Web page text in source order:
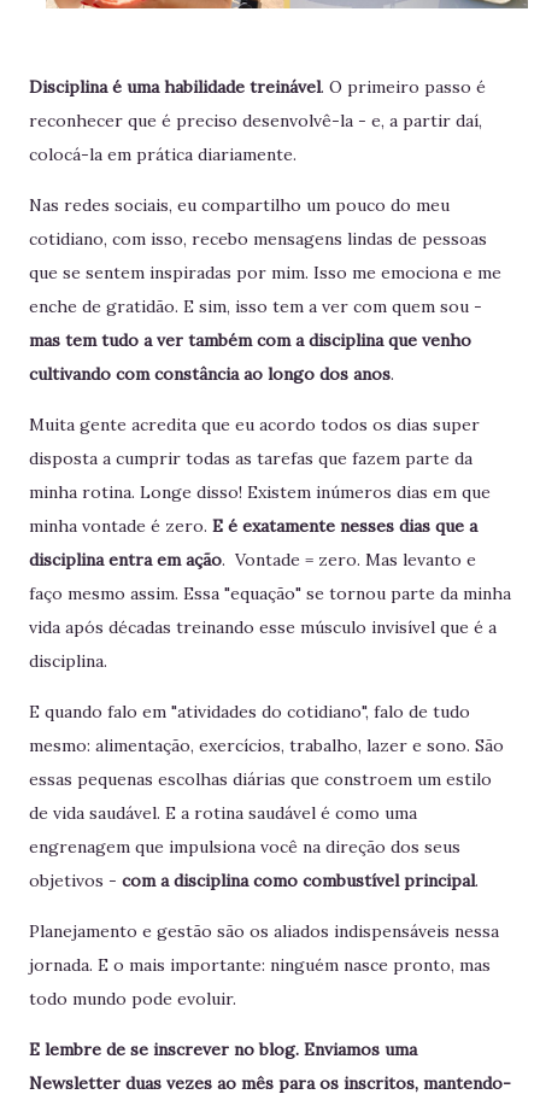
Disciplina é uma habilidade treinável. O primeiro passo é
reconhecer que é preciso desenvolvê-la - e, a partir daí,
colocá-la em prática diariamente.
Nas redes sociais, eu compartilho um pouco do meu
cotidiano, com isso, recebo mensagens lindas de pessoas
que se sentem inspiradas por mim. Isso me emociona e me
enche de gratidão. E sim, isso tem a ver com quem sou -
mas tem tudo a ver também com a disciplina que venho
cultivando com constância ao longo dos anos.
Muita gente acredita que eu acordo todos os dias super
disposta a cumprir todas as tarefas que fazem parte da
minha rotina. Longe disso! Existem inúmeros dias em que
minha vontade é zero. E é exatamente nesses dias que a
disciplina entra em ação. Vontade = zero. Mas levanto e
faço mesmo assim. Essa "equação" se tornou parte da minha
vida após décadas treinando esse músculo invisível que é a
disciplina.
E quando falo em "atividades do cotidiano", falo de tudo
mesmo: alimentação, exercícios, trabalho, lazer e sono. São
essas pequenas escolhas diárias que constroem um estilo
de vida saudável. E a rotina saudável é como uma
engrenagem que impulsiona você na direção dos seus
objetivos - com a disciplina como combustível principal.
Planejamento e gestão são os aliados indispensáveis nessa
jornada. E o mais importante: ninguém nasce pronto, mas
todo mundo pode evoluir.
E lembre de se inscrever no blog. Enviamos uma
Newsletter duas vezes ao mês para os inscritos, mantendo-